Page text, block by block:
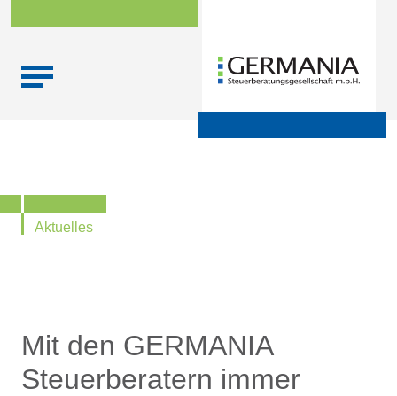
Skip
Wirtschaftsprüfung und Finanzen
Aktuelles
Mit den GERMANIA
Steuerberatern immer